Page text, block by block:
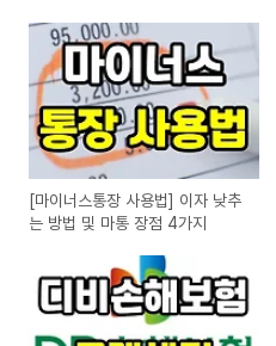
[마이너스통장 사용법] 이자 낮추
는 방법 및 마통 장점 4가지